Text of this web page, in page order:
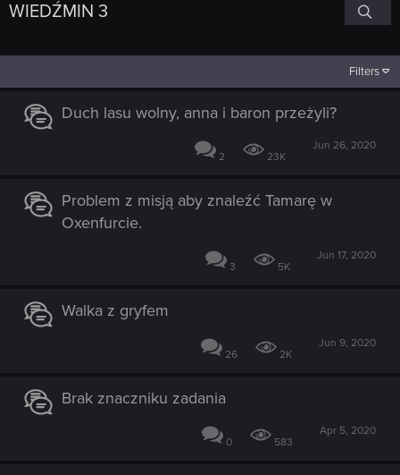
WIEDŹMIN 3
Filters
Duch lasu wolny, anna i baron przeżyli?
2 23K
Jun 26, 2020
Problem z misją aby znaleźć Tamarę w
Oxenfurcie.
3 5K
Jun 17, 2020
Walka z gryfem
26 2K
Jun 9, 2020
Brak znaczniku zadania
0 583
Apr 5, 2020